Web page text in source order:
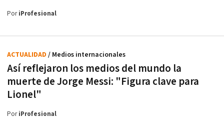
PoriProfesional
Así reflejaron los medios del mundo la
muerte de Jorge Messi: "Figura clave para
Lionel"
ACTUALIDAD / Medios internacionales
PoriProfesional